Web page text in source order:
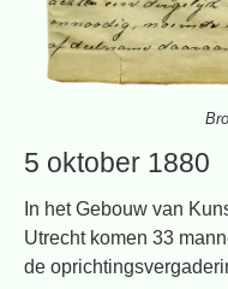
5 oktober 1880
In het Gebouw van
Utrecht komen 33
de